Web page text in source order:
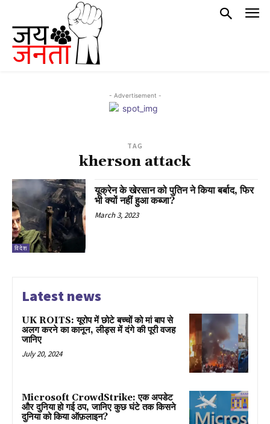
- Advertisement -
TAG
kherson attack
विदेश
यूक्रेन के खेरसान को पुतिन ने किया बर्बाद, फिर
भी क्यों नहीं हुआ कब्जा?
March 3, 2023
Latest news
UK ROITS: यूरोप में छोटे बच्चों को मां बाप से
अलग करने का कानून, लीड्स में दंगे की पूरी वजह
जानिए
July 20, 2024
Microsoft CrowdStrike: एक अपडेट
और दुनिया हो गई ठप, जानिए कुछ घंटे तक किसने
दुनिया को किया ऑफ़लाइन?